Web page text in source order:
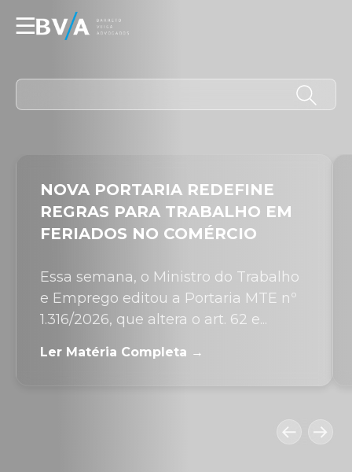
☰
NOVA PORTARIA REDEFINE
REGRAS PARA TRABALHO EM
FERIADOS NO COMÉRCIO
Essa semana, o Ministro do Trabalho
e Emprego editou a Portaria MTE nº
1.316/2026, que altera o art. 62 e...
Ler Matéria Completa →